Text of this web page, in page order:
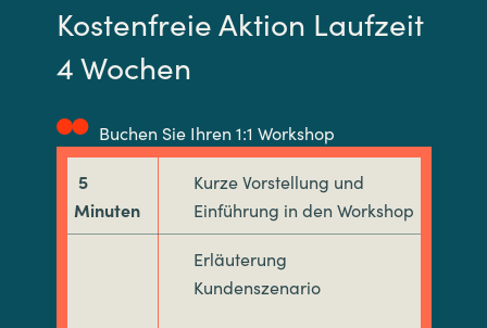
Kostenfreie Aktion Laufzeit
4 Wochen
Buchen Sie Ihren 1:1 Workshop
5
Minuten
Kurze Vorstellung und
Einführung in den Workshop
Erläuterung
Kundenszenario